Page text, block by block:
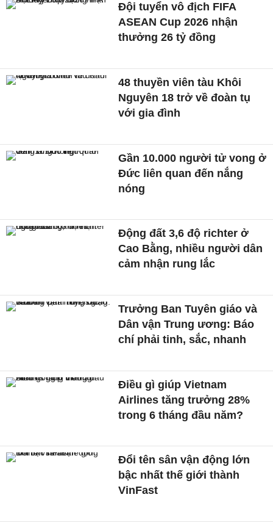
Đội tuyển vô địch FIFA
ASEAN Cup 2026 nhận
thưởng 26 tỷ đồng
48 thuyền viên tàu Khôi
Nguyên 18 trở về đoàn tụ
với gia đình
Gần 10.000 người tử vong ở
Đức liên quan đến nắng
nóng
Động đất 3,6 độ richter ở
Cao Bằng, nhiều người dân
cảm nhận rung lắc
Trưởng Ban Tuyên giáo và
Dân vận Trung ương: Báo
chí phải tinh, sắc, nhanh
Điều gì giúp Vietnam
Airlines tăng trưởng 28%
trong 6 tháng đầu năm?
Đổi tên sân vận động lớn
bậc nhất thế giới thành
VinFast